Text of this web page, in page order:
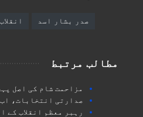
صدر بشار اسد
مطالب مرتبط
مزاحمت شام کی اصل
صدارتی انتخابات، اب تک 30 افراد نے کاغذات نامزدگی کے لئے رابطہ کیا ہے، ترجمان
رہبر معظم انقلاب کے